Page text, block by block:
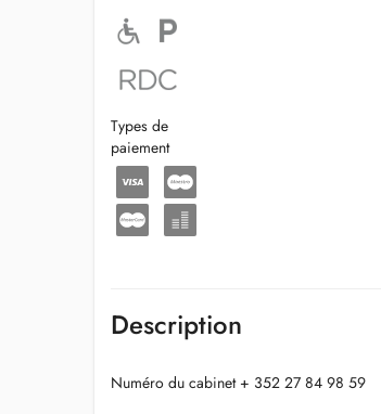
Types de
paiement
Description
Numéro du cabinet + 352 27 84 98 59